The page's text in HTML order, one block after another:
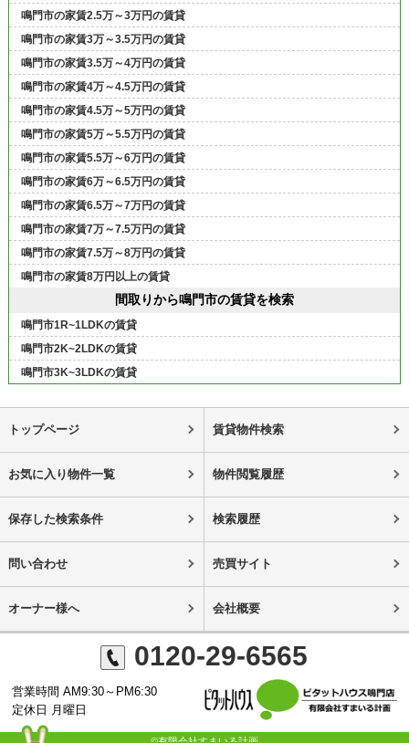
鳴門市の家賃2.5万～3万円の賃貸
鳴門市の家賃3万～3.5万円の賃貸
鳴門市の家賃3.5万～4万円の賃貸
鳴門市の家賃4万～4.5万円の賃貸
鳴門市の家賃4.5万～5万円の賃貸
鳴門市の家賃5万～5.5万円の賃貸
鳴門市の家賃5.5万～6万円の賃貸
鳴門市の家賃6万～6.5万円の賃貸
鳴門市の家賃6.5万～7万円の賃貸
鳴門市の家賃7万～7.5万円の賃貸
鳴門市の家賃7.5万～8万円の賃貸
鳴門市の家賃8万円以上の賃貸
間取りから鳴門市の賃貸を検索
鳴門市1R~1LDKの賃貸
鳴門市2K~2LDKの賃貸
鳴門市3K~3LDKの賃貸
トップページ 賃貸物件検索
お気に入り物件一覧 物件閲覧履歴
保存した検索条件 検索履歴
問い合わせ 売買サイト
オーナー様へ 会社概要
0120-29-6565
営業時間 AM9:30～PM6:30
定休日 月曜日